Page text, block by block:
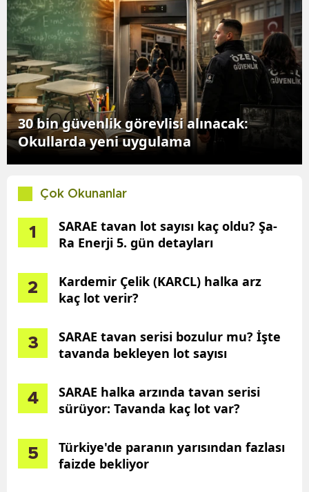
30 bin güvenlik görevlisi alınacak:
Okullarda yeni uygulama
Çok Okunanlar
1
SARAE tavan lot sayısı kaç oldu? Şa-
Ra Enerji 5. gün detayları
2
Kardemir Çelik (KARCL) halka arz
kaç lot verir?
3
SARAE tavan serisi bozulur mu? İşte
tavanda bekleyen lot sayısı
4
SARAE halka arzında tavan serisi
sürüyor: Tavanda kaç lot var?
5
Türkiye'de paranın yarısından fazlası
faizde bekliyor